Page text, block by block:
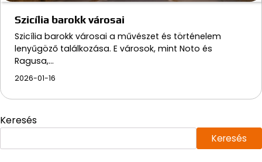
Szicília barokk városai
Szicília barokk városai a művészet és történelem
lenyűgöző találkozása. E városok, mint Noto és
Ragusa,…
2026-01-16
Keresés
Keresés